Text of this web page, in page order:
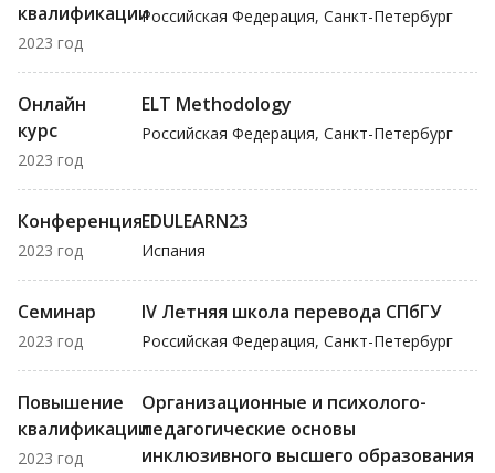
квалификации
2023 год
Российская Федерация, Санкт-Петербург
Онлайн
курс
2023 год
ELT Methodology
Российская Федерация, Санкт-Петербург
Конференция
2023 год
EDULEARN23
Испания
Семинар
2023 год
IV Летняя школа перевода СПбГУ
Российская Федерация, Санкт-Петербург
Повышение
квалификации
2023 год
Организационные и психолого-
педагогические основы
инклюзивного высшего образования